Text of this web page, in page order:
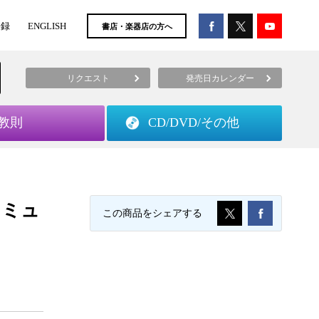
ENGLISH 書店・楽器店の方へ
リクエスト 発売日カレンダー
則 CD/DVD/その他
ュ
この商品をシェアする